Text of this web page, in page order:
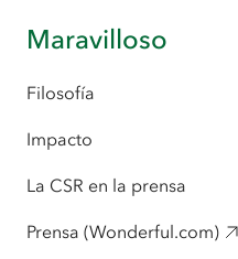
Maravilloso
Filosofía
Impacto
La CSR en la prensa
Prensa (Wonderful.com)